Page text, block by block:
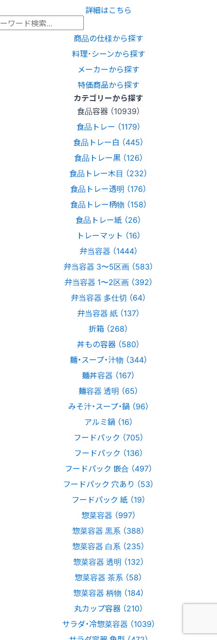
詳細はこちら
商品の仕様から探す
料理･シーンから探す
メーカーから探す
特価商品から探す
カテゴリーから探す
食品容器 （10939）
食品トレー （1179）
食品トレー白 （445）
食品トレー黒 （126）
食品トレー木目 （232）
食品トレー透明 （176）
食品トレー柄物 （158）
食品トレー紙 （26）
トレーマット （16）
弁当容器 （1444）
弁当容器 3〜5区画 （583）
弁当容器 1〜2区画 （392）
弁当容器 多仕切 （64）
弁当容器 紙 （137）
折箱 （268）
丼もの容器 （580）
麺・スープ・汁物 （344）
麺丼容器 （167）
麺容器 透明 （65）
みそ汁・スープ・鍋 （96）
アルミ鍋 （16）
フードパック （705）
フードパック （136）
フードパック 嵌合 （497）
フードパック 穴あり （53）
フードパック 紙 （19）
惣菜容器 （997）
惣菜容器 黒系 （388）
惣菜容器 白系 （235）
惣菜容器 透明 （132）
惣菜容器 茶系 （58）
惣菜容器 柄物 （184）
丸カップ容器 （210）
サラダ・冷惣菜容器 （1039）